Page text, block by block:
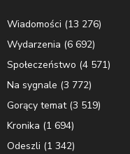
Wiadomości (13 276)
Wydarzenia (6 692)
Społeczeństwo (4 571)
Na sygnale (3 772)
Gorący temat(3 519)
Kronika (1 694)
Odeszli (1 342)